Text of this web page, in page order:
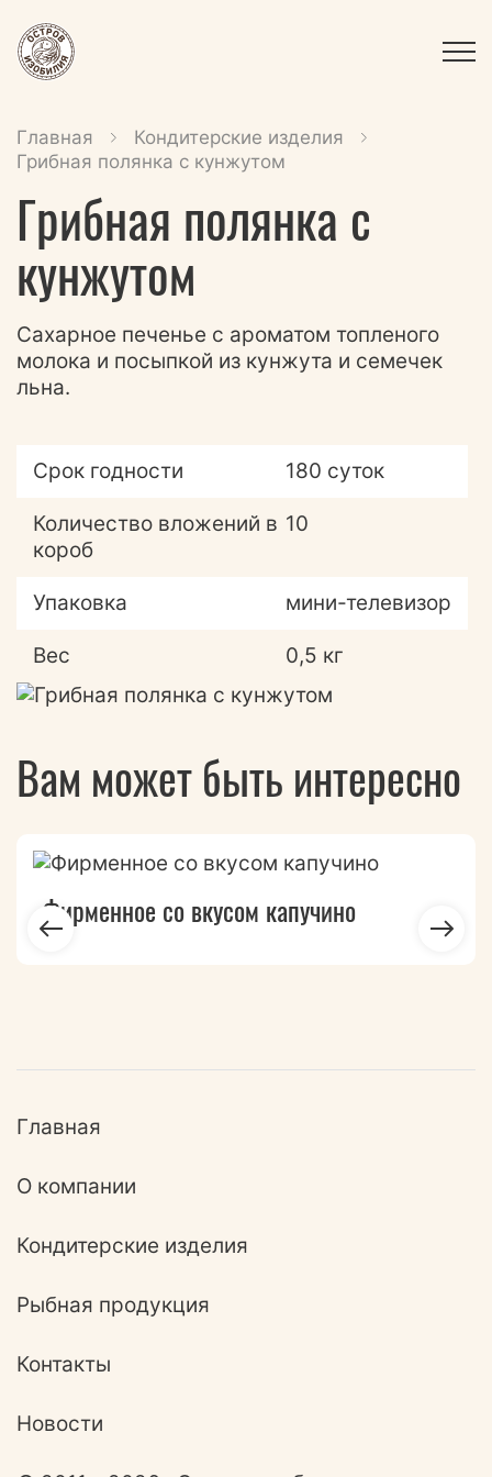
Главная
Кондитерские изделия
Грибная полянка с кунжутом
Грибная полянка с
кунжутом
Сахарное печенье с ароматом топленого
молока и посыпкой из кунжута и семечек
льна.
Срок годности 180 суток
Количество вложений в
короб
10
Упаковка мини-телевизор
Вес 0,5 кг
Вам может быть интересно
Фирменное со вкусом капучино
Главная
О компании
Кондитерские изделия
Рыбная продукция
Контакты
Новости